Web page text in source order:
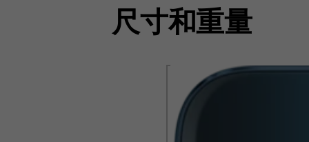
尺寸和重量